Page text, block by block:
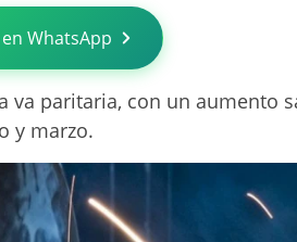
WhatsApp
va paritaria, con un aumento
y marzo.